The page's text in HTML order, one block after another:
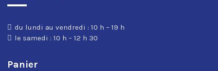
du lundi au vendredi : 10 h – 19 h
le samedi : 10 h – 12 h 30
Panier